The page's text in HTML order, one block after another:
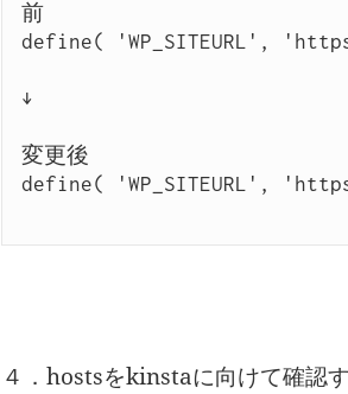
前
define( 'WP_SITEURL',
↓
変更後
define( 'WP_SITEURL',
４．hostsをkinstaに向けて確認